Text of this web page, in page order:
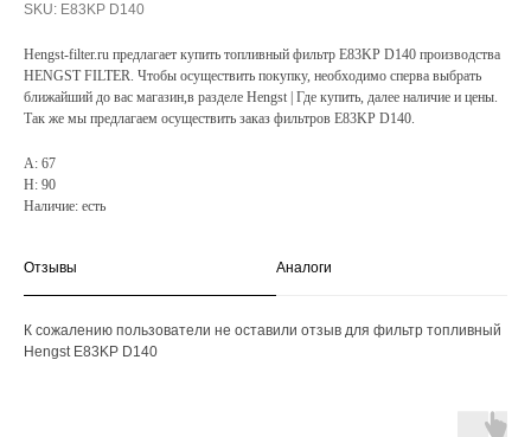
SKU: E83KP D140
Hengst-filter.ru предлагает купить топливный фильтр E83KP D140 производства
HENGST FILTER. Чтобы осуществить покупку, необходимо сперва выбрать
ближайший до вас магазин,в разделе Hengst | Где купить, далее наличие и цены.
Так же мы предлагаем осуществить заказ фильтров E83KP D140.
A: 67
H: 90
Наличие: есть
Отзывы Аналоги
К сожалению пользователи не оставили отзыв для фильтр топливный
Hengst E83KP D140